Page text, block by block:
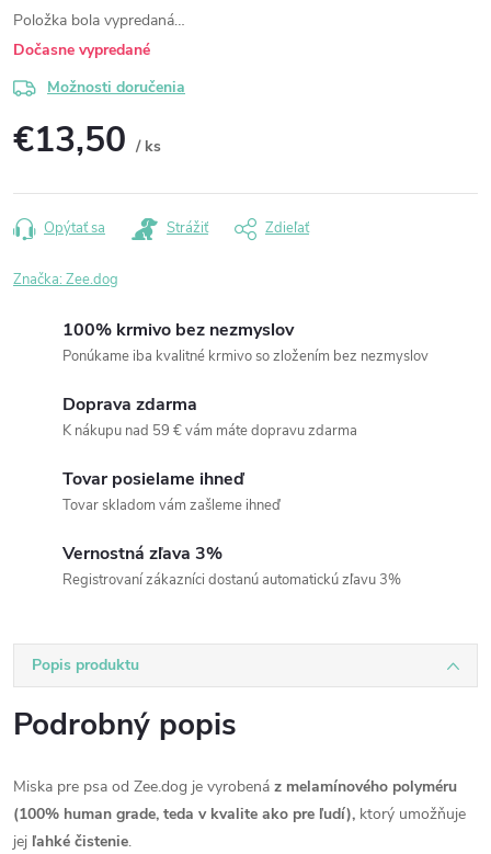
Položka bola vypredaná…
Dočasne vypredané
Možnosti doručenia
€13,50 / ks
cena:
Opýtať sa Strážiť Zdieľať
Značka: Zee.dog
100% krmivo bez nezmyslov
Ponúkame iba kvalitné krmivo so zložením bez nezmyslov
Doprava zdarma
K nákupu nad 59 € vám máte dopravu zdarma
Tovar posielame ihneď
Tovar skladom vám zašleme ihneď
Vernostná zľava 3%
Registrovaní zákazníci dostanú automatickú zľavu 3%
Popis produktu
Podrobný popis
Miska pre psa od Zee.dog je vyrobená z melamínového polyméru
(100% human grade, teda v kvalite ako pre ľudí), ktorý umožňuje
jej ľahké čistenie.